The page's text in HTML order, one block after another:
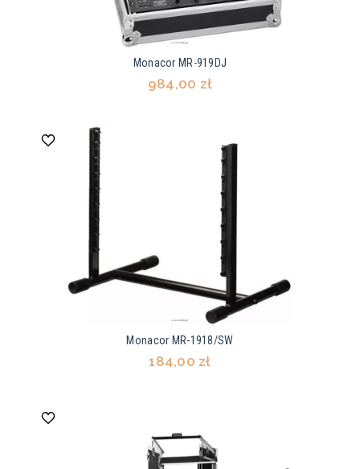
Monacor MR-919DJ
984,00 zł
Monacor MR-1918/SW
184,00 zł